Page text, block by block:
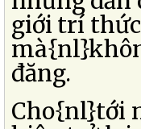
giới trí
đăng.
Cho{nl}tới